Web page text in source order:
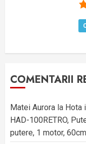
COMENTARII
Matei Aurora la Hota
HAD-100RETRO,
putere, 1 motor,